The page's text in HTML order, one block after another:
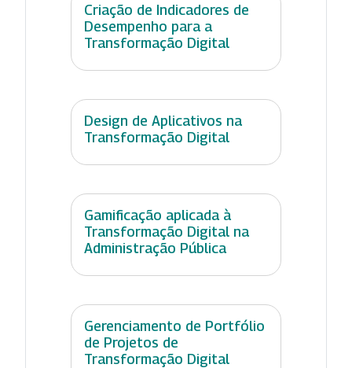
Criação de Indicadores de
Desempenho para a
Transformação Digital
Design de Aplicativos na
Transformação Digital
Gamificação aplicada à
Transformação Digital na
Administração Pública
Gerenciamento de Portfólio
de Projetos de
Transformação Digital